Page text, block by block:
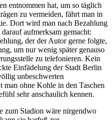
entnommen hat, um so täglich
zu vermeiden, fährt man in
Dort wird man nach Bezahlung
aufmerksam gemacht:
der der Autor gerne folgte,
um nur wenig später genauso
zu telefonieren. Kein
Einfädelung der Stadt Berlin
unbeschwerten
ohne Kohle in den Taschen
sehr anschaulich kennen.
zum Stadion wäre nirgendwo